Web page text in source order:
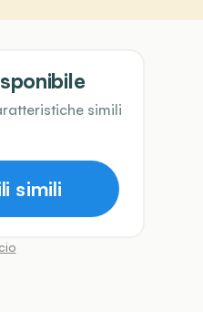
simili
simili